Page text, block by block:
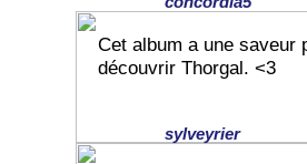
Cet album a une saveur
découvrir Thorgal. <3
sylveyrier